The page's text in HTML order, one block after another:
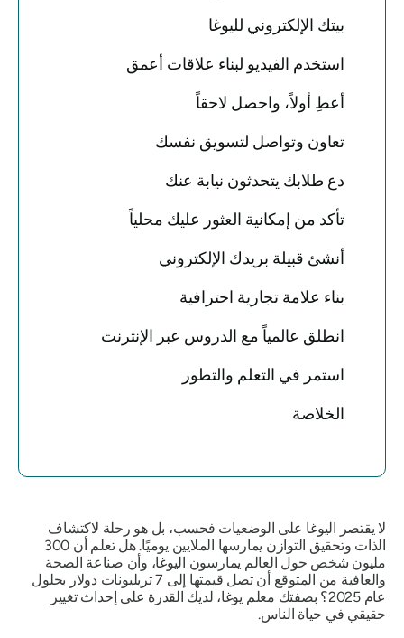
بيتك الإلكتروني لليوغا
استخدم الفيديو لبناء علاقات أعمق
أعطِ أولاً، واحصل لاحقاً
تعاون وتواصل لتسويق نفسك
دع طلابك يتحدثون نيابة عنك
تأكد من إمكانية العثور عليك محلياً
أنشئ قبيلة بريدك الإلكتروني
بناء علامة تجارية احترافية
انطلق عالمياً مع الدروس عبر الإنترنت
استمر في التعلم والتطور
الخلاصة
لا يقتصر اليوغا على الوضعيات فحسب، بل هو رحلة لاكتشاف
الذات وتحقيق التوازن يمارسها الملايين يوميًا. هل تعلم أن 300
مليون شخص حول العالم يمارسون اليوغا، وأن صناعة الصحة
والعافية من المتوقع أن تصل قيمتها إلى 7 تريليونات دولار بحلول
عام 2025؟ بصفتك معلم يوغا، لديك القدرة على إحداث تغيير
حقيقي في حياة الناس.